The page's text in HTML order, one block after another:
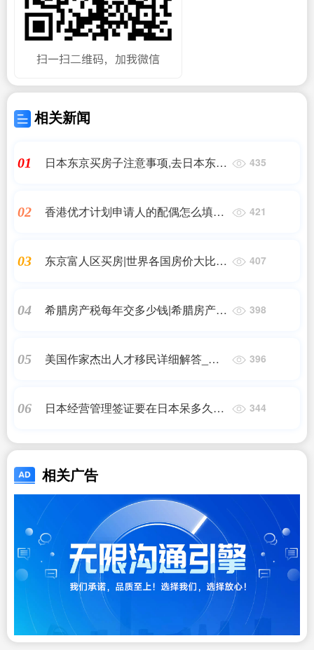
相关新闻
01
日本东京买房子注意事项,去日本东京
435
02
香港优才计划申请人的配偶怎么填写
421
03
东京富人区买房|世界各国房价大比拼
407
04
希腊房产税每年交多少钱|希腊房产税
398
05
美国作家杰出人才移民详细解答_申
396
06
日本经营管理签证要在日本呆多久_
~_日本移民_问答
344
相关广告